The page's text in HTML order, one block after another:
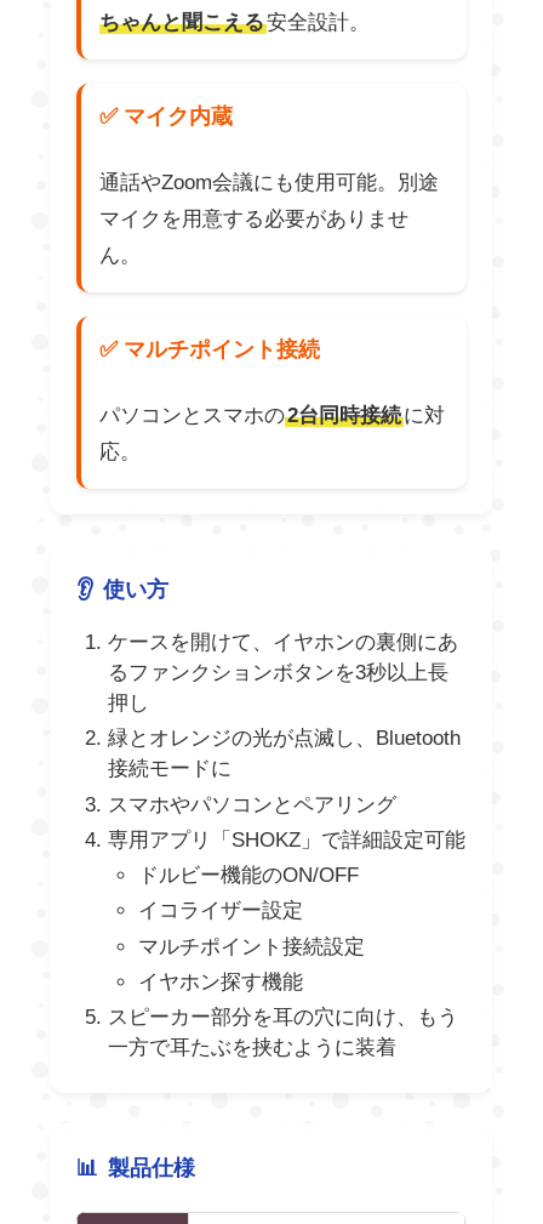
ちゃんと聞こえる安全設計。
✅ マイク内蔵
通話やZoom会議にも使用可能。別途
マイクを用意する必要がありませ
ん。
✅ マルチポイント接続
パソコンとスマホの2台同時接続に対
応。
使い方
ケースを開けて、イヤホンの裏側にあ
るファンクションボタンを3秒以上長
押し
緑とオレンジの光が点滅し、Bluetooth
接続モードに
スマホやパソコンとペアリング
専用アプリ「SHOKZ」で詳細設定可能
ドルビー機能のON/OFF
イコライザー設定
マルチポイント接続設定
イヤホン探す機能
スピーカー部分を耳の穴に向け、もう
一方で耳たぶを挟むように装着
製品仕様